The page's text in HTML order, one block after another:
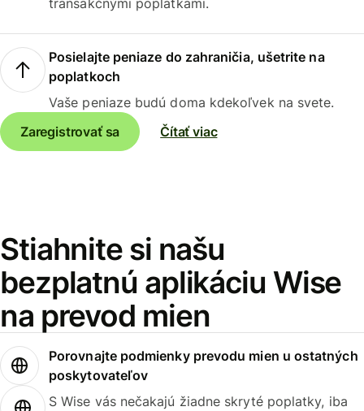
transakčnými poplatkami.
Posielajte peniaze do zahraničia, ušetrite na
poplatkoch
Vaše peniaze budú doma kdekoľvek na svete.
Zaregistrovať sa
Čítať viac
Stiahnite si našu
bezplatnú aplikáciu Wise
na prevod mien
Porovnajte podmienky prevodu mien u ostatných
poskytovateľov
S Wise vás nečakajú žiadne skryté poplatky, iba